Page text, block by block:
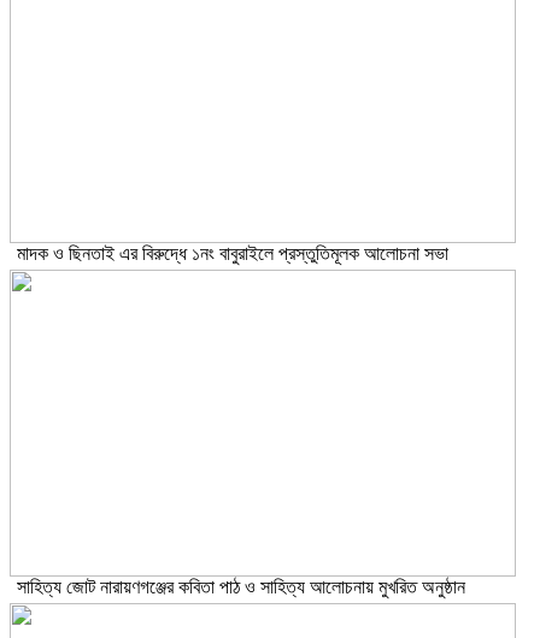
মাদক ও ছিনতাই এর বিরুদ্ধে ১নং বাবুরাইলে প্রস্তুতিমূলক আলোচনা সভা
সাহিত্য জোট নারায়ণগঞ্জের কবিতা পাঠ ও সাহিত্য আলোচনায় মুখরিত অনুষ্ঠান